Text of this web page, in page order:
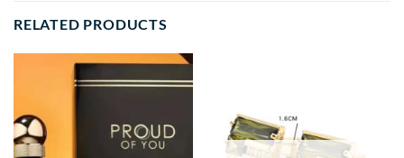
RELATED PRODUCTS